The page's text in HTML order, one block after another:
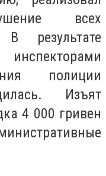
всех
результате
полиции
Изъят
4 000 гривен